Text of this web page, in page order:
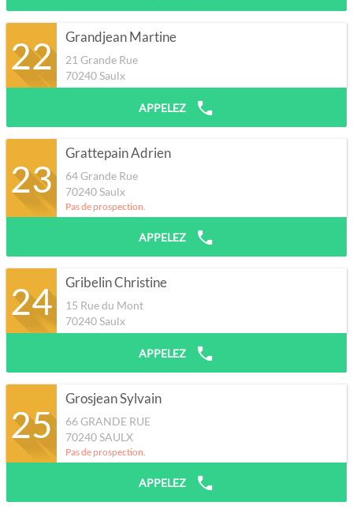
22 Grandjean Martine
21 Grande Rue
70240Saulx
APPELEZ
23
Grattepain Adrien
64 Grande Rue
70240Saulx
Pas de prospection.
APPELEZ
24 Gribelin Christine
15 Rue du Mont
70240Saulx
APPELEZ
25
Grosjean Sylvain
66 GRANDE RUE
70240SAULX
Pas de prospection.
APPELEZ